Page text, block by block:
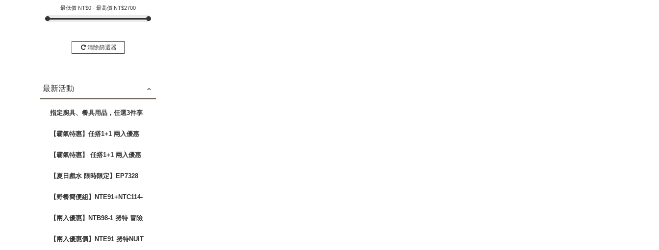
最低價 NT$0 - 最高價 NT$2700
清除篩選器
最新活動
指定廚具、餐具用品，任選3件享
【霸氣特惠】任搭1+1 兩入優惠
【霸氣特惠】 任搭1+1 兩入優惠
【夏日戲水 限時限定】EP7328
【野餐簡便組】NTE91+NTC114-
【兩入優惠】NTB98-1 努特 冒險
【兩入優惠價】NTE91 努特NUIT